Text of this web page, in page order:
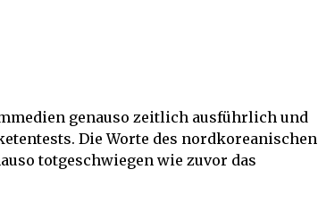
genauso zeitlich ausführlich und
Die Worte des nordkoreanischen
totgeschwiegen wie zuvor das